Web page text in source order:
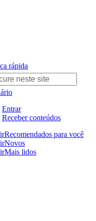
rápida
Entrar
Receber conteúdos
Recomendados para você
Novos
Mais lidos